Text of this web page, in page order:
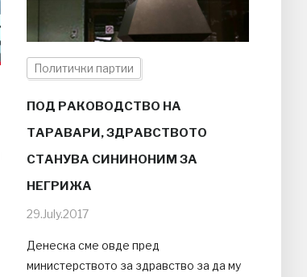
Политички партии
ПОД РАКОВОДСТВО НА
ТАРАВАРИ, ЗДРАВСТВОТО
СТАНУВА СИНИНОНИМ ЗА
НЕГРИЖА
29.July.2017
Денеска сме овде пред
министерството за здравство за да му